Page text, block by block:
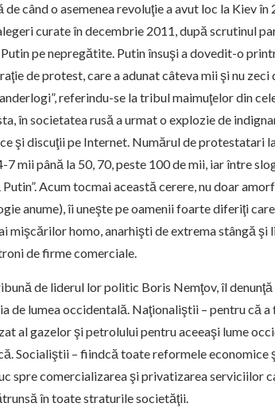
când o asemenea revoluţie a avut loc la Kiev în
curate în decembrie 2011, după scrutinul
pe nepregătite. Putin însuşi a dovedit-o
de protest, care a adunat câteva mii şi nu zeci
referindu-se la tribul maimuţelor din
în societatea rusă a urmat o explozie de
şi discuţii pe Internet. Numărul de protestatari
mii până la 50, 70, peste 100 de mii, iar între
Acum tocmai această cerere, nu doar
anume), îi uneşte pe oamenii foarte diferiţi
mişcărilor homo, anarhişti de extrema stângă şi
de firme comerciale.
de liderul lor politic Boris Nemţov, îl
de lumea occidentală. Naţionaliştii – pentru că a
al gazelor şi petrolului pentru aceeaşi lume
Socialiştii – fiindcă toate reformele economice
spre comercializarea şi privatizarea serviciilor
în toate straturile societăţii.